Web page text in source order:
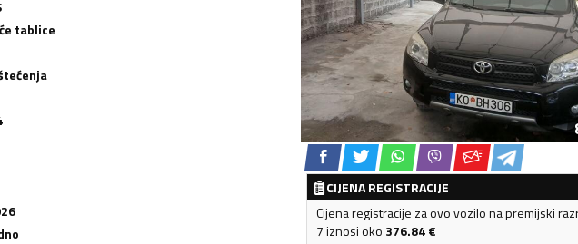
tablice
CIJENA REGISTRACIJE
Cijena registracije za ovo vozilo na premijski
7 iznosi oko 376.84€